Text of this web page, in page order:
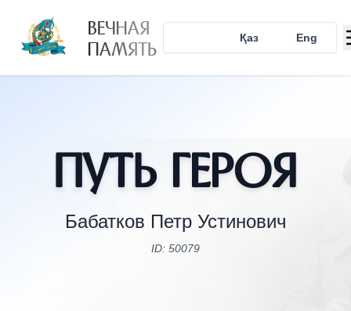
ВЕЧНАЯ
ПАМЯТЬ Қаз Eng
Путь Героя
Бабатков Петр Устинович
ID: 50079